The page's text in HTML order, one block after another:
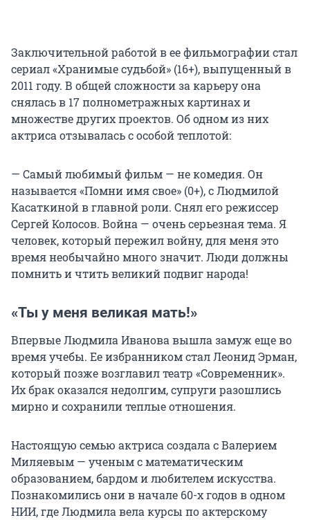
Заключительной работой в ее фильмографии стал
сериал «Хранимые судьбой» (16+), выпущенный в
2011 году. В общей сложности за карьеру она
снялась в 17 полнометражныхкартинах и
множестве других проектов. Об одном из них
актриса отзывалась с особой теплотой:
— Самый любимый фильм — не комедия. Он
называется «Помни имя свое» (0+), с Людмилой
Касаткиной в главной роли. Снял его режиссер
Сергей Колосов. Война — очень серьезная тема. Я
человек, который пережил войну, для меня это
время необычайно много значит. Люди должны
помнить и чтить великий подвиг народа!
«Ты у меня великая мать!»
Впервые Людмила Иванова вышла замуж еще во
время учебы. Ее избранником стал Леонид Эрман,
который позже возглавил театр «Современник».
Их брак оказался недолгим, супруги разошлись
мирно и сохранили теплые отношения.
Настоящую семью актриса создала с Валерием
Миляевым — ученым с математическим
образованием, бардом и любителем искусства.
Познакомились они в начале 60-х годов в одном
НИИ, где Людмила вела курсы по актерскому